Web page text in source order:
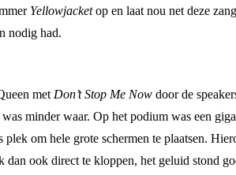
Yellowjacketop en laat nou net deze
nodig had.
met Don’t Stop Me Now door de
minder waar. Op het podium was een
om hele grote schermen te plaatsen.
dan ook direct te kloppen, het geluid stond